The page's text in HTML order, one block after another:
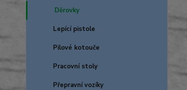
Děrovky
Lepící pistole
Pilové kotouče
Pracovní stoly
Přepravní vozíky